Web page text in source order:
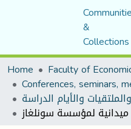
&
Collections
Home